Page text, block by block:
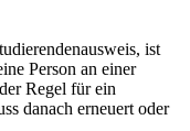
ist
Person an einer
Regel für ein
danach erneuert oder